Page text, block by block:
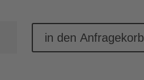
in den Anfragekorb